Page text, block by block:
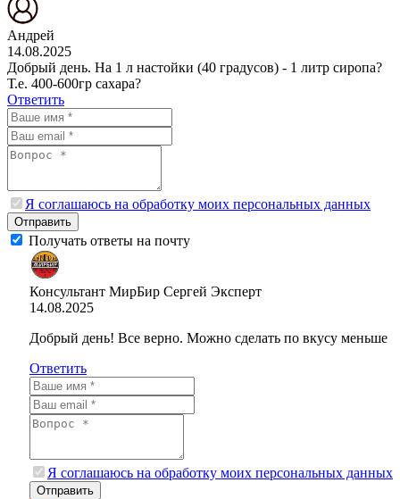
Андрей
14.08.2025
Добрый день. На 1 л настойки (40 градусов) - 1 литр сиропа?
Т.е. 400-600гр сахара?
Ответить
Я соглашаюсь на обработку моих персональных данных
Отправить
Получать ответы на почту
Консультант МирБир Сергей Эксперт
14.08.2025
Добрый день! Все верно. Можно сделать по вкусу меньше
Ответить
Я соглашаюсь на обработку моих персональных данных
Отправить